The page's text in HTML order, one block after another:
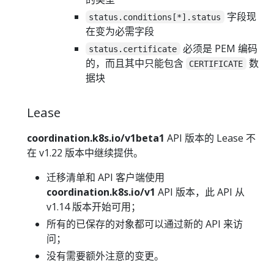
status.conditions[*].status
字段现
在变为必需字段
status.certificate
必须是 PEM 编码
的，而且其中只能包含
CERTIFICATE
数
据块
Lease
coordination.k8s.io/v1beta1 API 版本的 Lease 不
在 v1.22 版本中继续提供。
迁移清单和 API 客户端使用
coordination.k8s.io/v1 API 版本，此 API 从
v1.14 版本开始可用；
所有的已保存的对象都可以通过新的 API 来访
问；
没有需要额外注意的变更。